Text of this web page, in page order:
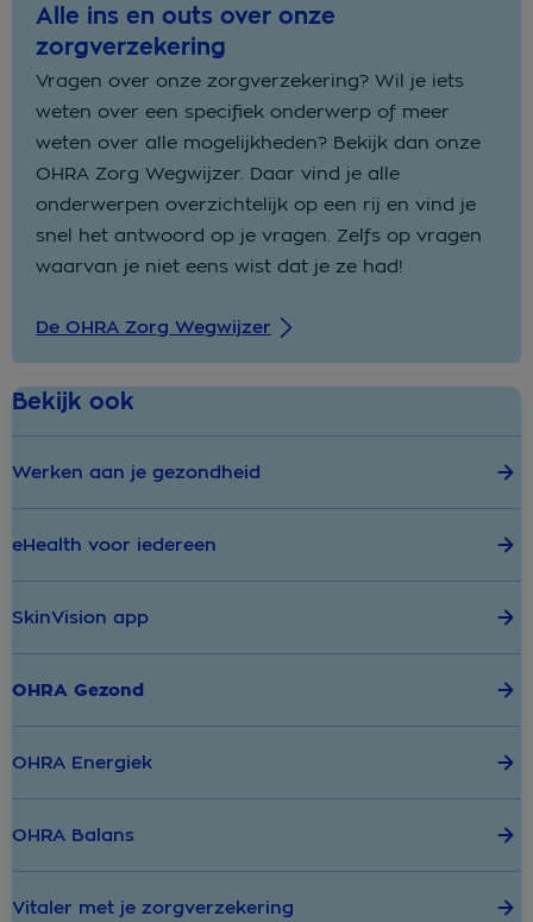
Alle ins en outs over onze
zorgverzekering
Vragen over onze zorgverzekering? Wil je iets
weten over een specifiek onderwerp of meer
weten over alle mogelijkheden? Bekijk dan onze
OHRA Zorg Wegwijzer. Daar vind je alle
onderwerpen overzichtelijk op een rij en vind je
snel het antwoord op je vragen. Zelfs op vragen
waarvan je niet eens wist dat je ze had!
De OHRA Zorg Wegwijzer
Bekijk ook
Werken aan je gezondheid
eHealth voor iedereen
SkinVision app
OHRA Gezond
OHRA Energiek
OHRA Balans
Vitaler met je zorgverzekering